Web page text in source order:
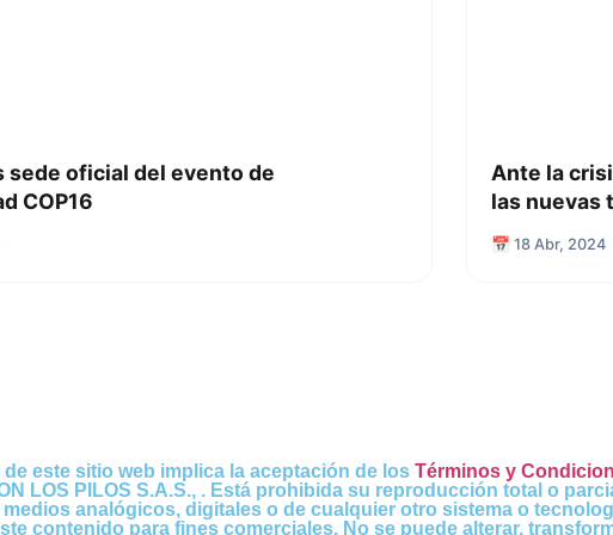
sede oficial del evento de
COP16
Ante la
las nuevas
📅 18 Abr, 2024
este sitio web implica la aceptación de los Términos y
LOS PILOS S.A.S., . Está prohibida su reproducción total o
analógicos, digitales o de cualquier otro sistema o
contenido para fines comerciales. No se puede alterar,